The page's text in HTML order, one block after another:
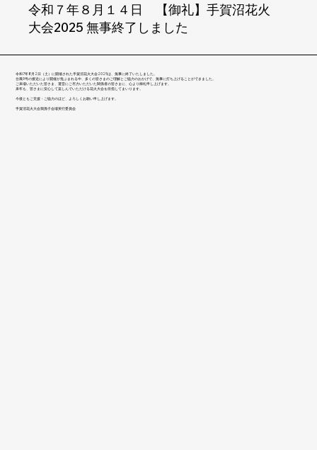
令和７年８月１４日 【御礼】手賀沼花火
大会2025 無事終了しました
令和7年8月2日（土）に開催された手賀沼花火大会2025は、無事に終了いたしました。
台風9号の接近により開催が危ぶまれる中、多くの皆さまのご理解とご協力のおかげで、無事に打ち上げることができました。
ご来場いただいた皆さま、運営にご尽力いただいた関係者の皆さまに、心より御礼申し上げます。
来年も、皆さまに安心して楽しんでいただける花火大会を目指してまいります。
今後ともご支援・ご協力のほど、よろしくお願い申し上げます。
手賀沼花火大会我孫子会場実行委員会